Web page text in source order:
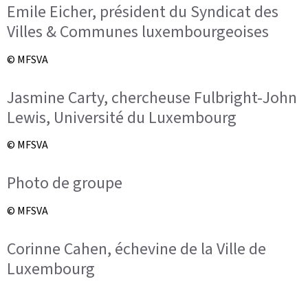
Emile Eicher, président du Syndicat des
Villes & Communes luxembourgeoises
© MFSVA
Jasmine Carty, chercheuse Fulbright-John
Lewis, Université du Luxembourg
© MFSVA
Photo de groupe
© MFSVA
Corinne Cahen, échevine de la Ville de
Luxembourg